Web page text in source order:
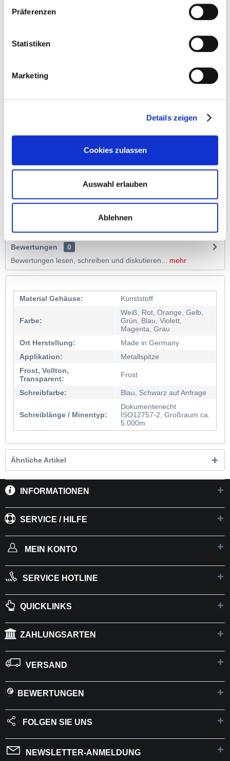
Präferenzen
Statistiken
Marketing
Details zeigen
Cookies zulassen
Auswahl erlauben
Ablehnen
Merken
Beschreibung
Mit dem Markenkugelschreiber BOOGIE halten Sie ein qualitativ
Tassen, Taschen, Süßes, Nachhaltiges, Notizblöcke,
Schirme…
30.000 Werbeartikel, Wir leiten Sie weiter.
Bewertungen
0
Bewertungen lesen, schreiben und diskutieren...
mehr
Material Gehäuse: Kunststoff
Farbe:
Weiß, Rot, Orange, Gelb,
Grün, Blau, Violett,
Magenta, Grau
Ort Herstellung:
Made in Germany
Applikation:
Metallspitze
Frost, Vollton,
Transparent:
Frost
Schreibfarbe: Blau, Schwarz auf Anfrage
Schreiblänge / Minentyp:
Dokumentenecht
ISO12757-2, Großraum ca.
5.000m
Ähnliche Artikel
INFORMATIONEN
SERVICE / HILFE
MEIN KONTO
SERVICE HOTLINE
QUICKLINKS
ZAHLUNGSARTEN
VERSAND
BEWERTUNGEN
FOLGEN SIE UNS
NEWSLETTER-ANMELDUNG